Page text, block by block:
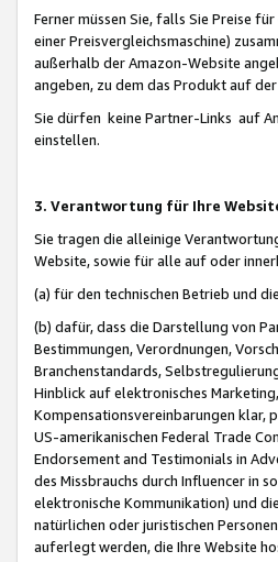
Ferner müssen Sie, falls Sie Preise
einer Preisvergleichsmaschine)
außerhalb der Amazon-Website
angeben, zu dem das Produkt auf
Sie dürfen keine Partner-Links auf
einstellen.
3. Verantwortung für Ihre
Sie tragen die alleinige
Website, sowie für alle auf oder
(a) für den technischen Betrieb und
(b) dafür, dass die Darstellung von
Bestimmungen, Verordnungen,
Branchenstandards,
Hinblick auf elektronisches
Kompensationsvereinbarungen klar,
US-amerikanischen Federal Trade
Endorsement and Testimonials in
des Missbrauchs durch Influencer in
elektronische Kommunikation) und
natürlichen oder juristischen
auferlegt werden, die Ihre Website